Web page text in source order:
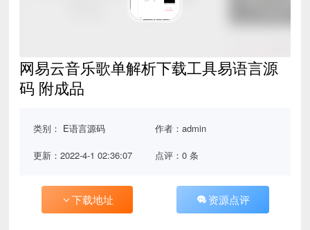
网易云音乐歌单解析下载工具易语言源
码 附成品
类别： E语言源码 作者：admin
更新：2022-4-1 02:36:07 点评：0 条
下载地址 资源点评